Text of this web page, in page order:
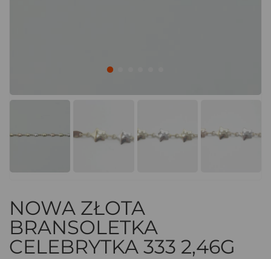
NOWA ZŁOTA
BRANSOLETKA
CELEBRYTKA 333 2,46G